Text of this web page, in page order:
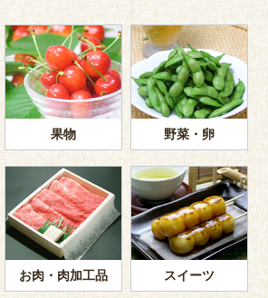
果物 野菜・卵
お肉・肉加工品 スイーツ